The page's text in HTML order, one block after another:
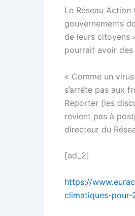
Le Réseau
gouvernements
de leurs citoyens
pourrait avoir des
« Comme un
s’arrête pas aux
Reporter [les
revient pas à
directeur du
[ad_2]
https://
climatiques-